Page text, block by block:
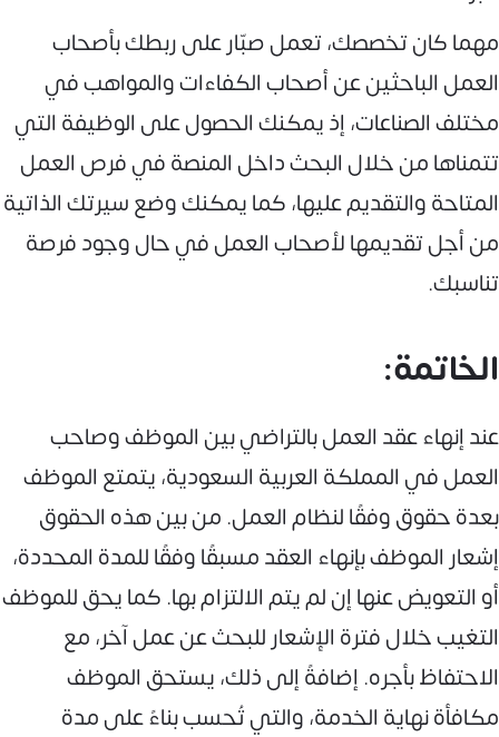
مهما كان تخصصك، تعمل صبّار على ربطك بأصحاب
العمل الباحثين عن أصحاب الكفاءات والمواهب في
مختلف الصناعات، إذ يمكنك الحصول على الوظيفة التي
تتمناها من خلال البحث داخل المنصة في فرص العمل
المتاحة والتقديم عليها، كما يمكنك وضع سيرتك الذاتية
من أجل تقديمها لأصحاب العمل في حال وجود فرصة
تناسبك.
الخاتمة:
عند إنهاء عقد العمل بالتراضي بين الموظف وصاحب
العمل في المملكة العربية السعودية، يتمتع الموظف
بعدة حقوق وفقًا لنظام العمل. من بين هذه الحقوق
إشعار الموظف بإنهاء العقد مسبقًا وفقًا للمدة المحددة،
أو التعويض عنها إن لم يتم الالتزام بها. كما يحق للموظف
التغيب خلال فترة الإشعار للبحث عن عمل آخر، مع
الاحتفاظ بأجره. إضافةً إلى ذلك، يستحق الموظف
مكافأة نهاية الخدمة، والتي تُحسب بناءً على مدة